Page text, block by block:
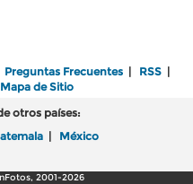
Preguntas Frecuentes | RSS |
Mapa de Sitio
otros países:
| México
2001-2026